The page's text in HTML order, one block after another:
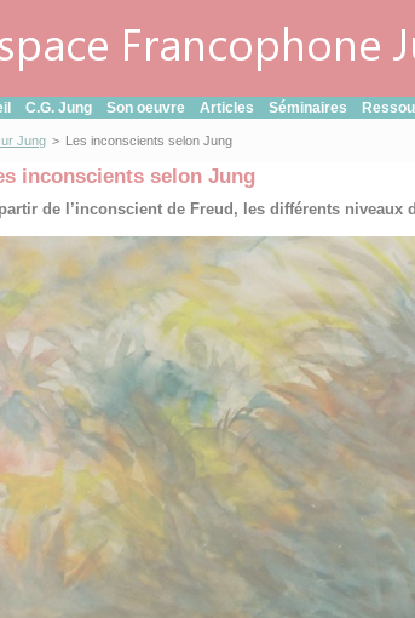
C.G. Jung Son oeuvre Articles Séminaires
Jung > Les inconscients selon Jung
inconscients selon Jung
de l’inconscient de Freud, les différents niveaux